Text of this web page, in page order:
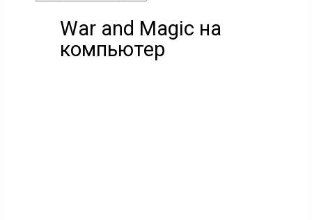
War and Magic на
компьютер